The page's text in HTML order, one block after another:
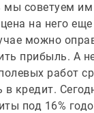
мы советуем
на него
можно
прибыль. А
работ
в кредит.
под 16%